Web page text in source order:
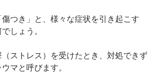
つき」と、様々な症状を引き起こす
しょう。
ストレス）を受けたとき、対処できず
マと呼びます。